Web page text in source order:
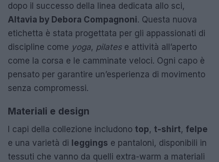
dopo il successo della linea dedicata allo sci,
Altavia by Debora Compagnoni. Questa nuova
etichetta è stata progettata per gli appassionati di
discipline come yoga, pilatese attività all’aperto
come la corsa e le camminate veloci. Ogni capo è
pensato per garantire un’esperienza di movimento
senza compromessi.
Materiali e design
I capi della collezione includono top, t-shirt, felpe
e una varietà di leggings e pantaloni, disponibili in
tessuti che vanno da quelli extra-warm a materiali